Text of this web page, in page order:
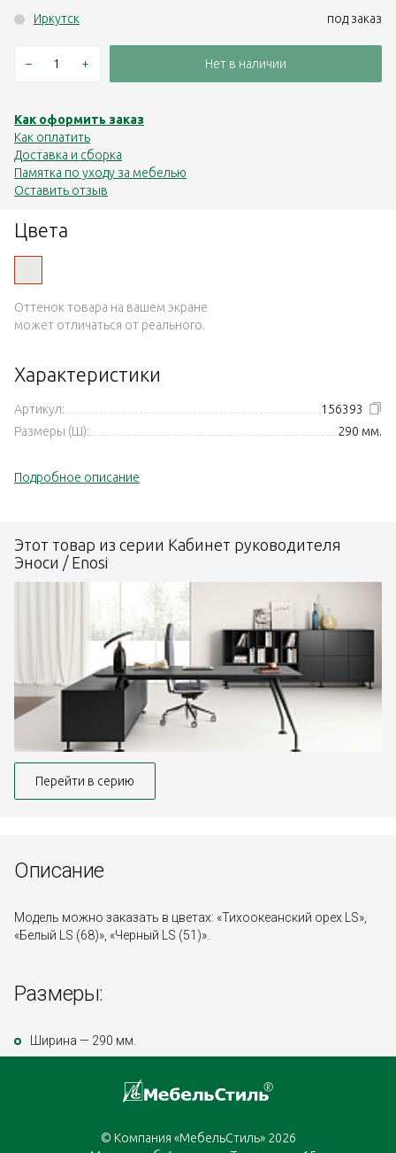
Цвета
Оттенок товара на вашем экране
может отличаться от реального.
Характеристики
Артикул:
156393
Размеры (Ш):
290 мм.
Подробное описание
Иркутск
под заказ
– + Нет в наличии
Как оформить заказ
Как оплатить
Доставка и сборка
Памятка по уходу за мебелью
Оставить отзыв
Этот товар из серии Кабинет руководителя
Эноси / Enosi
Перейти в серию
Описание
Модель можно заказать в цветах: «Тихоокеанский орех LS»,
«Белый LS (68)», «Черный LS (51)».
Размеры:
Ширина — 290 мм.
© Компания «МебельСтиль» 2026